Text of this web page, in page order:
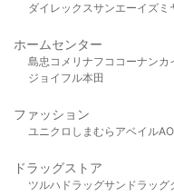
ダイレックスサンエーイズミ
ホームセンター
島忠 コメリ ナフコ コーナンカ
ジョイフル本田
ファッション
ユニクロ しまむら アベイル
ドラッグストア
ツルハドラッグサンドラッグ